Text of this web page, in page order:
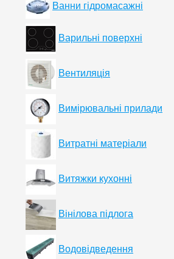
Ванни гідромасажні
Варильні поверхні
Вентиляція
Вимірювальні прилади
Витратні матеріали
Витяжки кухонні
Вінілова підлога
Водовідведення